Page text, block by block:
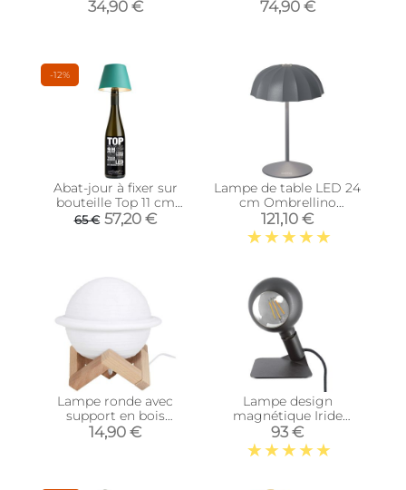
(Noir)
34,90 € 74,90 €
-12%
Abat-jour à fixer sur
bouteille Top 11 cm
(Turquoise)
65 € 57,20 €
Lampe de table LED 24
cm Ombrellino
(Anthracite)
121,10 €
Lampe ronde avec
support en bois
Saturne
14,90 €
Lampe design
magnétique Iride
(Noir)
93 €